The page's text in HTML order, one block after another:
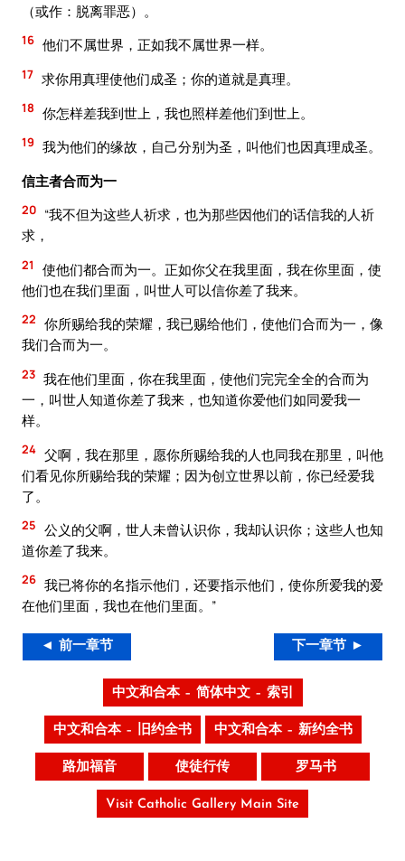
（或作：脱离罪恶）。
16 他们不属世界，正如我不属世界一样。
17 求你用真理使他们成圣；你的道就是真理。
18 你怎样差我到世上，我也照样差他们到世上。
19 我为他们的缘故，自己分别为圣，叫他们也因真理成圣。
信主者合而为一
20 “我不但为这些人祈求，也为那些因他们的话信我的人祈
求，
21
使他们都合而为一。正如你父在我里面，我在你里面，使
他们也在我们里面，叫世人可以信你差了我来。
22 你所赐给我的荣耀，我已赐给他们，使他们合而为一，像
我们合而为一。
23 我在他们里面，你在我里面，使他们完完全全的合而为
一，叫世人知道你差了我来，也知道你爱他们如同爱我一
样。
24 父啊，我在那里，愿你所赐给我的人也同我在那里，叫他
们看见你所赐给我的荣耀；因为创立世界以前，你已经爱我
了。
25 公义的父啊，世人未曾认识你，我却认识你；这些人也知
道你差了我来。
26 我已将你的名指示他们，还要指示他们，使你所爱我的爱
在他们里面，我也在他们里面。”
◄ 前一章节 下一章节 ►
中文和合本 – 简体中文 – 索引
中文和合本 – 旧约全书 中文和合本 – 新约全书
路加福音 使徒行传 罗马书
Visit Catholic Gallery Main Site